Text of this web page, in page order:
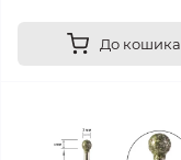
До кошика